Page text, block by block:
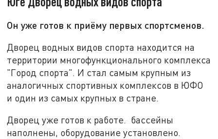
Он уже готов к приёму первых спортсменов.
Дворец водных видов спорта находится на
территории многофункционального комплекса
"Город спорта". И стал самым крупным из
аналогичных спортивных комплексов в ЮФО
и один из самых крупных в стране.
Дворец уже готов к работе. бассейны
наполнены, оборудование установлено.